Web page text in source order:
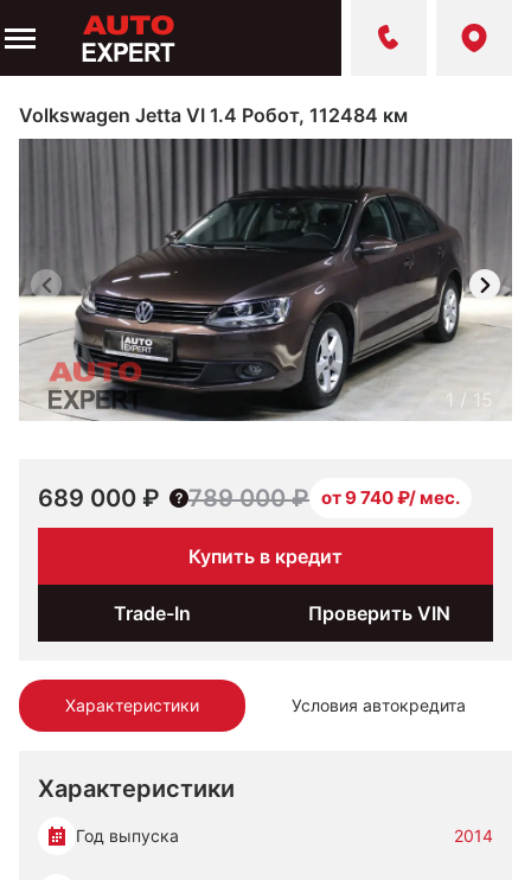
Volkswagen Jetta VI 1.4 Робот, 112484 км
Характеристики Условия автокредита
Характеристики
Год выпуска 2014
1 / 15
689 000 ₽ 789 000 ₽ от 9 740 ₽/ мес.
Купить в кредит
Trade-In Проверить VIN